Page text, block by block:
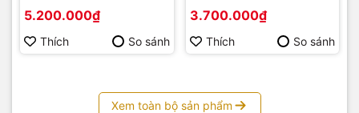
5.200.000₫
Thích So sánh
3.700.000₫
Thích So sánh
Xem toàn bộ sản phẩm